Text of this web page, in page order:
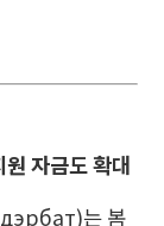
자금도 확대
는 봄